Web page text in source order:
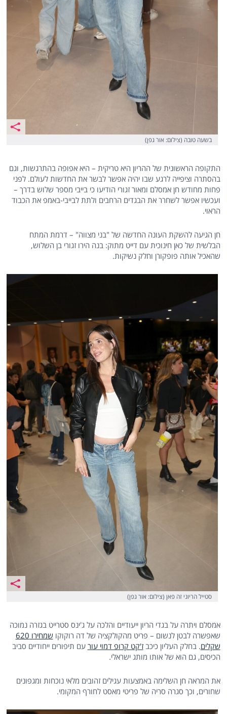
בשעה טובה (צילום: אור גפן)
התקופה הראשונית של ההריון היא טריקית – היא אפופה בהתרגשות, וגם
בהסתרה וציפייה לרגע שבו יהיה אפשר לבשר את החדשות לעולם. לפני
פחות מחודש חן אמסלם ומאור זגורי הודיעו כי בייבי מספר שלוש בדרך –
ועכשיו אפשר לשחרר את הבגדים הרחבים ולתת לבייבי-באמפ את הכבוד
הראוי.
חן הגיעה להשקת העונה החדשה של "בני מצווה" – דרמת המתח
הבלשית של כאן חינוכית עם דייט מתוק: בנה הירו זגורי בן השלוש,
שהאכיל אותה פופקורן וחלק נשיקות.
סטייל הריוני זה פאן (צילום: אור גפן)
אמסלם ויתרה על בגדי הריון ייעודיים והלכה על ג'ינס סטרייט בגזרה נמוכה
שאפשרה לבטן לנשום – פריט מהקולקציה של דה רוקוקו
שמחירו 620
שקלים. בחלק העליון כיכבז'קט קרופ דמוי עורעם תיפורים ייחודיים סביב
הכיסים, גם הוא של אותו מותג ישראלי.
את המראה חן השלימה באמצעות עגילים זהובים מלאי נוכחות ומגפונים
שחורים, וכך סגרה סריה של פריטי מאסט לחורף המקומי.